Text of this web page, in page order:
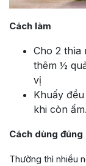
Cách làm
Cho 2 thìa
thêm ½
vị
Khuấy
khi còn ấm.
Cách dùng
Thường thì nhiều